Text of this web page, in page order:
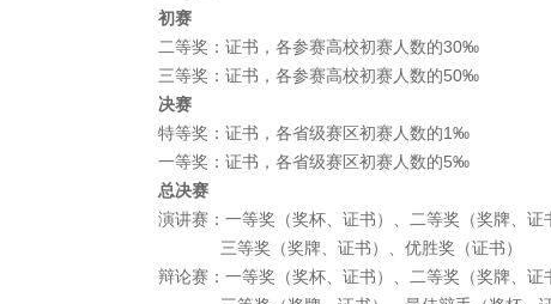
初赛
二等奖：证书，各参赛高校初赛人数的30‰
三等奖：证书，各参赛高校初赛人数的50‰
决赛
特等奖：证书，各省级赛区初赛人数的1‰
一等奖：证书，各省级赛区初赛人数的5‰
总决赛
演讲赛：一等奖（奖杯、证书）、二等奖（奖牌、证
三等奖（奖牌、证书）、优胜奖（证书）
辩论赛：一等奖（奖杯、证书）、二等奖（奖牌、证